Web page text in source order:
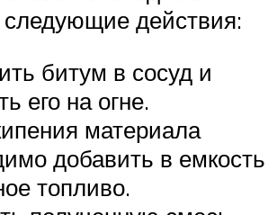
действия:
битум в сосуд и
его на огне.
материала
добавить в емкость
топливо.